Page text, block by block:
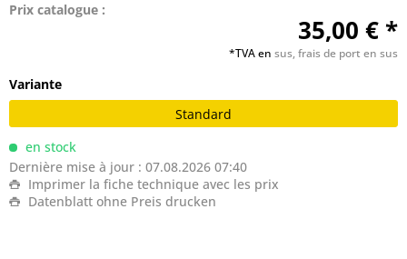
Prix catalogue :
35,00 € *
*TVA en sus, frais de port en sus
Variante
Standard
en stock
Dernière mise à jour : 07.08.2026 07:40
Imprimer la fiche technique avec les prix
Datenblatt ohne Preis drucken